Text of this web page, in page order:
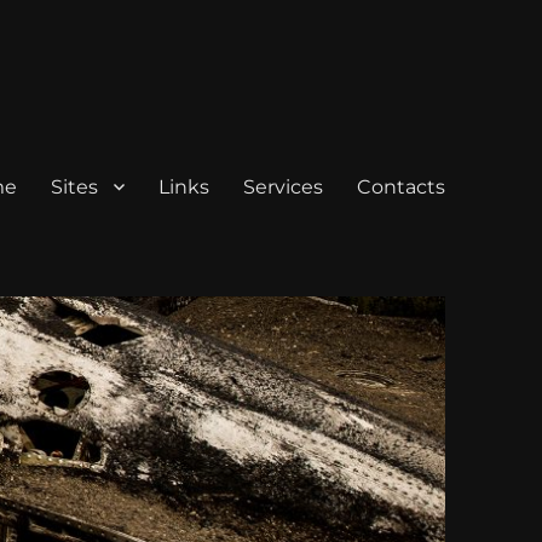
Sites Links Services Contacts